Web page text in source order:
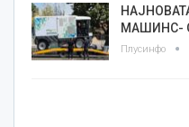
МАШИНС-
Плусинфо